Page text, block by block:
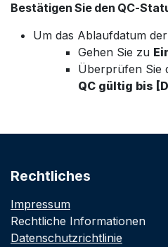
Bestätigen Sie den QC-
Um das Ablaufdatum
Gehen Sie zu
Überprüfen Sie
QC gültig bis
Rechtliches
Impressum
Rechtliche Informationen
Datenschutzrichtlinie